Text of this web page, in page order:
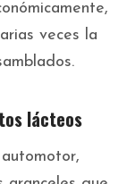
veces la
lácteos